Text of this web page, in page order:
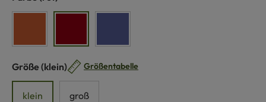
Größe auswählen
(klein) Größentabelle
klein groß